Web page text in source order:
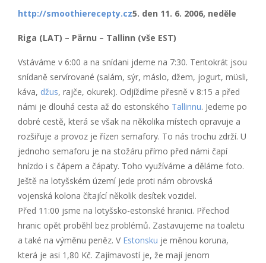
http://smoothierecepty.cz5. den 11. 6. 2006, neděle
Riga (LAT) – Pärnu – Tallinn (vše EST)
Vstáváme v 6:00 a na snídani jdeme na 7:30. Tentokrát jsou
snídaně servírované (salám, sýr, máslo, džem, jogurt, müsli,
káva, džus, rajče, okurek). Odjíždíme přesně v 8:15 a před
námi je dlouhá cesta až do estonského Tallinnu. Jedeme po
dobré cestě, která se však na několika místech opravuje a
rozšiřuje a provoz je řízen semafory. To nás trochu zdrží. U
jednoho semaforu je na stožáru přímo před námi čapí
hnízdo i s čápem a čápaty. Toho využíváme a děláme foto.
Ještě na lotyšském území jede proti nám obrovská
vojenská kolona čítající několik desítek vozidel.
Před 11:00 jsme na lotyšsko-estonské hranici. Přechod
hranic opět proběhl bez problémů. Zastavujeme na toaletu
a také na výměnu peněz. V Estonsku je měnou koruna,
která je asi 1,80 Kč. Zajímavostí je, že mají jenom